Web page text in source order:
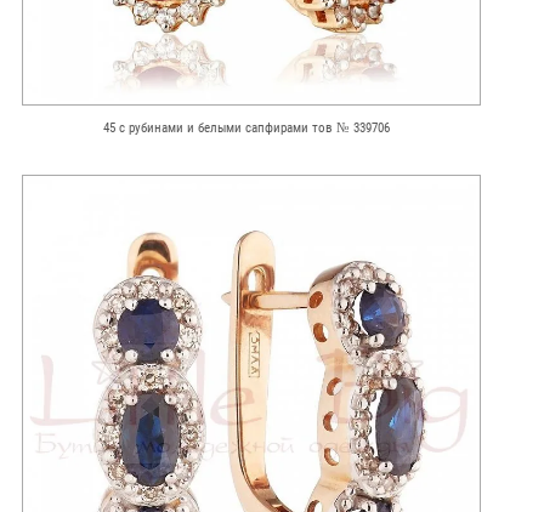
45 с рубинами и белыми сапфирами тов № 339706